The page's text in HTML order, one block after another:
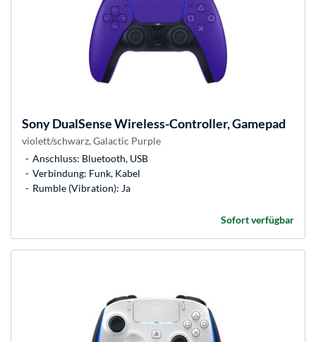
SonyDualSense Wireless-Controller, Gamepad
violett/schwarz, Galactic Purple
Anschluss: Bluetooth, USB
Verbindung: Funk, Kabel
Rumble (Vibration): Ja
Sofort verfügbar